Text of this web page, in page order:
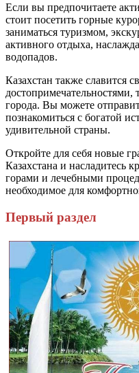
Если вы предпочитаете
стоит посетить горные
заниматься туризмом,
активного отдыха,
водопадов.
Казахстан также славится
города. Вы можете
познакомиться с богатой
удивительной страны.
Откройте для себя новые
Казахстана и насладитесь
горами и лечебными
необходимое для
Первый раздел